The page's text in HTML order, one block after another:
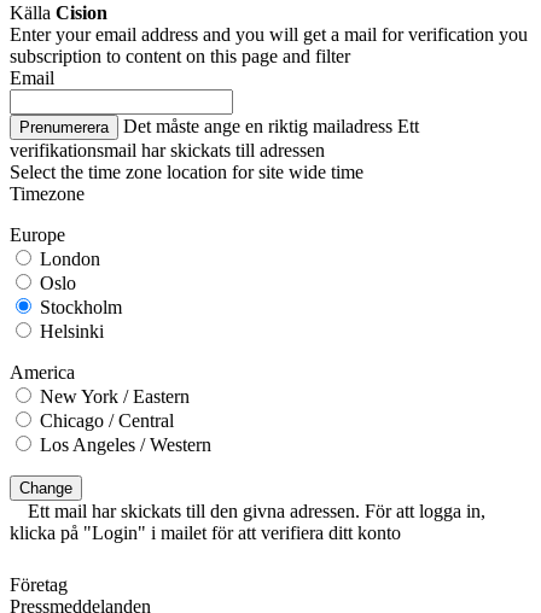
Källa Cision
Enter your email address and you will get a mail for verification you
subscription to content on this page and filter
Email
Prenumerera Det måste ange en riktig mailadress Ett
verifikationsmail har skickats till adressen
Select the time zone location for site wide time
Timezone
Europe
London
Oslo
Stockholm
Helsinki
America
New York / Eastern
Chicago / Central
Los Angeles / Western
Change
Ett mail har skickats till den givna adressen. För att logga in,
klicka på "Login" i mailet för att verifiera ditt konto
Företag
Pressmeddelanden